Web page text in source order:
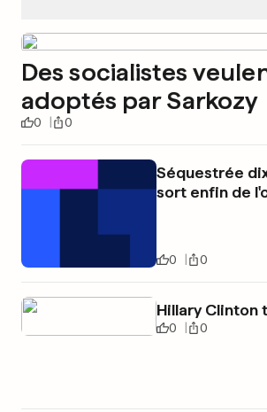
Des socialistes
adoptés par Sarkozy
0 0
Séquestrée
sort enfin de
0 0
Hillary Clinton
0 0